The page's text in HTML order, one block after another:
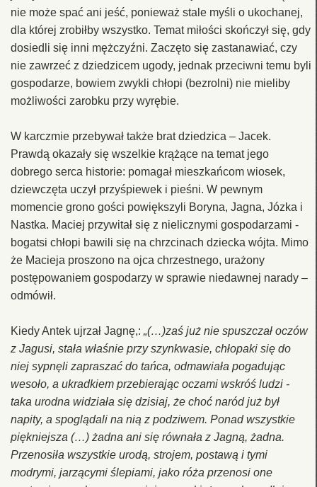
nie może spać ani jeść, ponieważ stale myśli o ukochanej,
dla której zrobiłby wszystko. Temat miłości skończył się, gdy
dosiedli się inni mężczyźni. Zaczęto się zastanawiać, czy
nie zawrzeć z dziedzicem ugody, jednak przeciwni temu byli
gospodarze, bowiem zwykli chłopi (bezrolni) nie mieliby
możliwości zarobku przy wyrębie.
W karczmie przebywał także brat dziedzica – Jacek.
Prawdą okazały się wszelkie krążące na temat jego
dobrego serca historie: pomagał mieszkańcom wiosek,
dziewczęta uczył przyśpiewek i pieśni. W pewnym
momencie grono gości powiększyli Boryna, Jagna, Józka i
Nastka. Maciej przywitał się z nielicznymi gospodarzami -
bogatsi chłopi bawili się na chrzcinach dziecka wójta. Mimo
że Macieja proszono na ojca chrzestnego, urażony
postępowaniem gospodarzy w sprawie niedawnej narady –
odmówił.
Kiedy Antek ujrzał Jagnę,: „(…)zaś już nie spuszczał oczów
z Jagusi, stała właśnie przy szynkwasie, chłopaki się do
niej sypnęli zapraszać do tańca, odmawiała pogadując
wesoło, a ukradkiem przebierając oczami wskróś ludzi -
taka urodna widziała się dzisiaj, że choć naród już był
napity, a spoglądali na nią z podziwem. Ponad wszystkie
piękniejsza (…) żadna ani się równała z Jagną, żadna.
Przenosiła wszystkie urodą, strojem, postawą i tymi
modrymi, jarzącymi ślepiami, jako róża przenosi one